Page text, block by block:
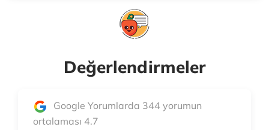
Değerlendirmeler
Google Yorumlarda 344 yorumun
ortalaması 4.7